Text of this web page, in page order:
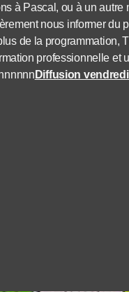
à Pascal, ou à un autre
nous informer du
de la programmation,
professionnelle et
Diffusion